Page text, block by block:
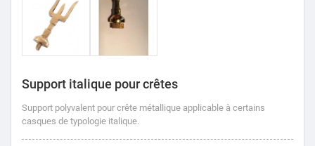
Support italique pour crêtes
Support polyvalent pour crête métallique applicable à certains
casques de typologie italique.